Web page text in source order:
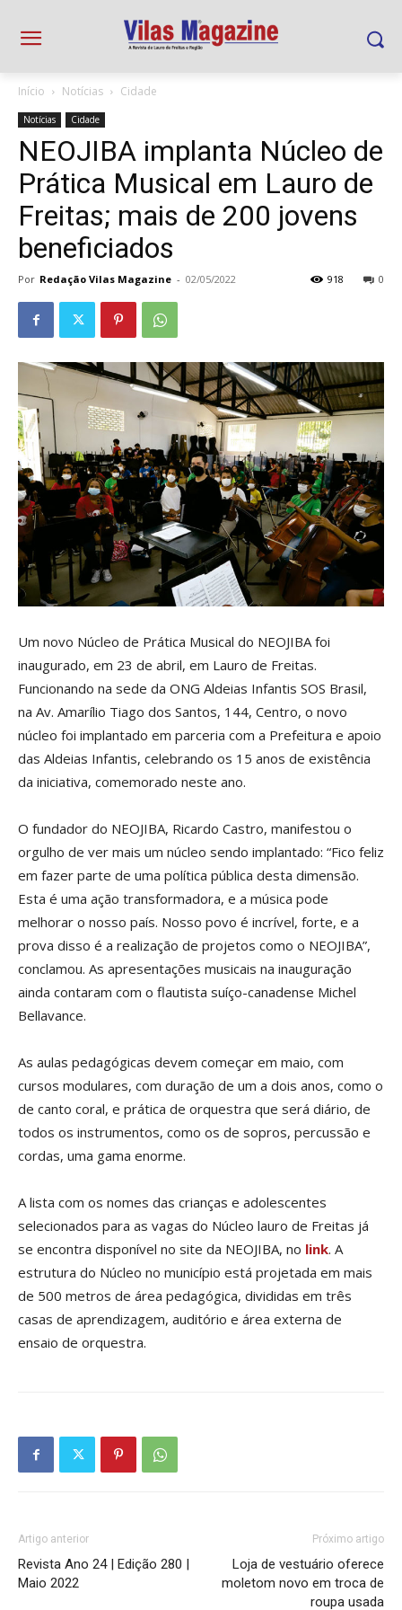
Início Notícias Cidade
Notícias Cidade
NEOJIBA implanta Núcleo de
Prática Musical em Lauro de
Freitas; mais de 200 jovens
beneficiados
Por Redação Vilas Magazine - 02/05/2022 0
918
Um novo Núcleo de Prática Musical do NEOJIBA foi
inaugurado, em 23 de abril, em Lauro de Freitas.
Funcionando na sede da ONG Aldeias Infantis SOS Brasil,
na Av. Amarílio Tiago dos Santos, 144, Centro, o novo
núcleo foi implantado em parceria com a Prefeitura e apoio
das Aldeias Infantis, celebrando os 15 anos de existência
da iniciativa, comemorado neste ano.
O fundador do NEOJIBA, Ricardo Castro, manifestou o
orgulho de ver mais um núcleo sendo implantado: “Fico feliz
em fazer parte de uma política pública desta dimensão.
Esta é uma ação transformadora, e a música pode
melhorar o nosso país. Nosso povo é incrível, forte, e a
prova disso é a realização de projetos como o NEOJIBA”,
conclamou. As apresentações musicais na inauguração
ainda contaram com o flautista suíço-canadense Michel
Bellavance.
As aulas pedagógicas devem começar em maio, com
cursos modulares, com duração de um a dois anos, como o
de canto coral, e prática de orquestra que será diário, de
todos os instrumentos, como os de sopros, percussão e
cordas, uma gama enorme.
A lista com os nomes das crianças e adolescentes
selecionados para as vagas do Núcleo lauro de Freitas já
se encontra disponível no site da NEOJIBA, no link. A
estrutura do Núcleo no município está projetada em mais
de 500 metros de área pedagógica, divididas em três
casas de aprendizagem, auditório e área externa de
ensaio de orquestra.
Artigo anterior
Revista Ano 24 | Edição 280 |
Maio 2022
Próximo artigo
Loja de vestuário oferece
moletom novo em troca de
roupa usada